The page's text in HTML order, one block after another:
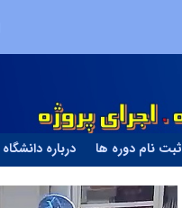
ثبت نام دوره ها درباره دانشگاه